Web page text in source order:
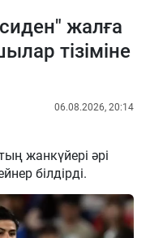
жалға
тізіміне
06.08.2026, 20:14
жанкүйері әрі
білдірді.